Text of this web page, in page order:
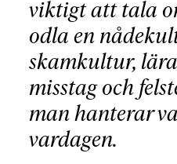
viktigt att tala
odla en
skamkultur,
misstag och
man hanterar
vardagen.